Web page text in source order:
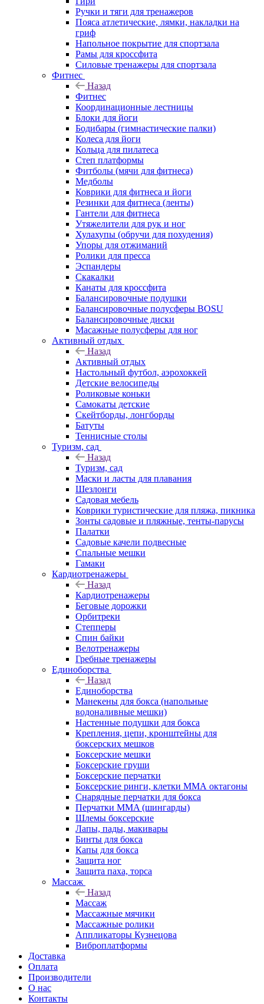
Ручки и тяги для тренажеров
Пояса атлетические, лямки, накладки на
гриф
Напольное покрытие для спортзала
Рамы для кроссфита
Силовые тренажеры для спортзала
Фитнес
Назад
Фитнес
Координационные лестницы
Блоки для йоги
Бодибары (гимнастические палки)
Колеса для йоги
Кольца для пилатеса
Степ платформы
Фитболы (мячи для фитнеса)
Медболы
Коврики для фитнеса и йоги
Резинки для фитнеса (ленты)
Гантели для фитнеса
Утяжелители для рук и ног
Хулахупы (обручи для похудения)
Упоры для отжиманий
Ролики для пресса
Эспандеры
Скакалки
Канаты для кроссфита
Балансировочные подушки
Балансировочные полусферы BOSU
Балансировочные диски
Масажные полусферы для ног
Активный отдых
Назад
Активный отдых
Настольный футбол, аэрохоккей
Детские велосипеды
Роликовые коньки
Самокаты детские
Скейтборды, лонгборды
Батуты
Теннисные столы
Туризм, сад
Назад
Туризм, сад
Маски и ласты для плавания
Шезлонги
Садовая мебель
Коврики туристические для пляжа, пикника
Зонты садовые и пляжные, тенты-парусы
Палатки
Садовые качели подвесные
Спальные мешки
Гамаки
Кардиотренажеры
Назад
Кардиотренажеры
Беговые дорожки
Орбитреки
Степперы
Спин байки
Велотренажеры
Гребные тренажеры
Единоборства
Назад
Единоборства
Манекены для бокса (напольные
водоналивные мешки)
Настенные подушки для бокса
Крепления, цепи, кронштейны для
боксерских мешков
Боксерские мешки
Боксерские груши
Боксерские перчатки
Боксерские ринги, клетки ММА октагоны
Снарядные перчатки для бокса
Перчатки MMA (шингарды)
Шлемы боксерские
Лапы, пады, макивары
Бинты для бокса
Капы для бокса
Защита ног
Защита паха, торса
Массаж
Назад
Массаж
Массажные мячики
Массажные ролики
Аппликаторы Кузнецова
Виброплатформы
Доставка
Оплата
Производители
О нас
Контакты